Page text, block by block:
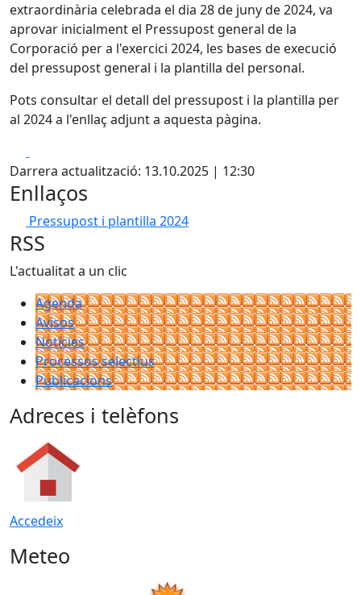
extraordinària celebrada el dia 28 de juny de 2024, va
aprovar inicialment el Pressupost general de la
Corporació per a l'exercici 2024, les bases de execució
del pressupost general i la plantilla del personal.
Pots consultar el detall del pressupost i la plantilla per
al 2024 a l'enllaç adjunt a aquesta pàgina.
Darrera actualització: 13.10.2025 | 12:30
Enllaços
Pressupost i plantilla 2024
RSS
L'actualitat a un clic
Agenda
Avisos
Notícies
Processos selectius
Publicacions
Adreces i telèfons
Accedeix
Meteo